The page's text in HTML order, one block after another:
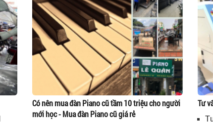
Có nên mua đàn Piano cũ tầm 10 triệu cho người
mới học - Mua đàn Piano cũ giá rẻ
Tư